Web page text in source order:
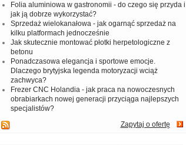
Folia aluminiowa w gastronomii - do czego się przyda i
jak ją dobrze wykorzystać?
Sprzedaż wielokanałowa - jak ogarnąć sprzedaż na
kilku platformach jednocześnie
Jak skutecznie montować płotki herpetologiczne z
betonu
Ponadczasowa elegancja i sportowe emocje.
Dlaczego brytyjska legenda motoryzacji wciąż
zachwyca?
Frezer CNC Holandia - jak praca na nowoczesnych
obrabiarkach nowej generacji przyciąga najlepszych
specjalistów?
Zapytaj o ofertę